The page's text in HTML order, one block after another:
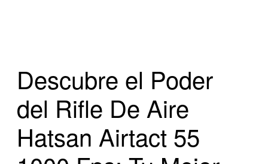
Descubre el Poder
del Rifle De Aire
Hatsan Airtact 55